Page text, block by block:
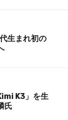
生まれ初の
K3」を生
氏